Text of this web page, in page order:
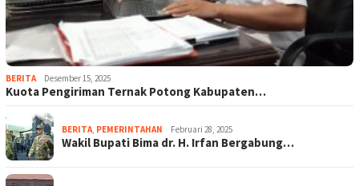
BERITA Desember 15, 2025
Kuota Pengiriman Ternak Potong Kabupaten…
BERITA PEMERINTAHAN Februari 28, 2025
Wakil Bupati Bima dr. H. Irfan Bergabung…